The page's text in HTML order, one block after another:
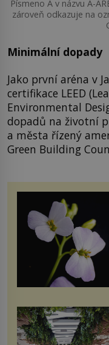
Písmeno A v názvu A-
zároveň odkazuje na
Minimální dopady
Jako první aréna v
certifikace LEED
Environmental
dopadů na životní
a města řízený
Green Building